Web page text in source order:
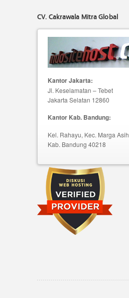
CV. Cakrawala Mitra Global
Kantor Jakarta:
Jl. Keselamatan – Tebet
Jakarta Selatan 12860
Kantor Kab. Bandung:
Kel. Rahayu, Kec. Marga Asih
Kab. Bandung 40218